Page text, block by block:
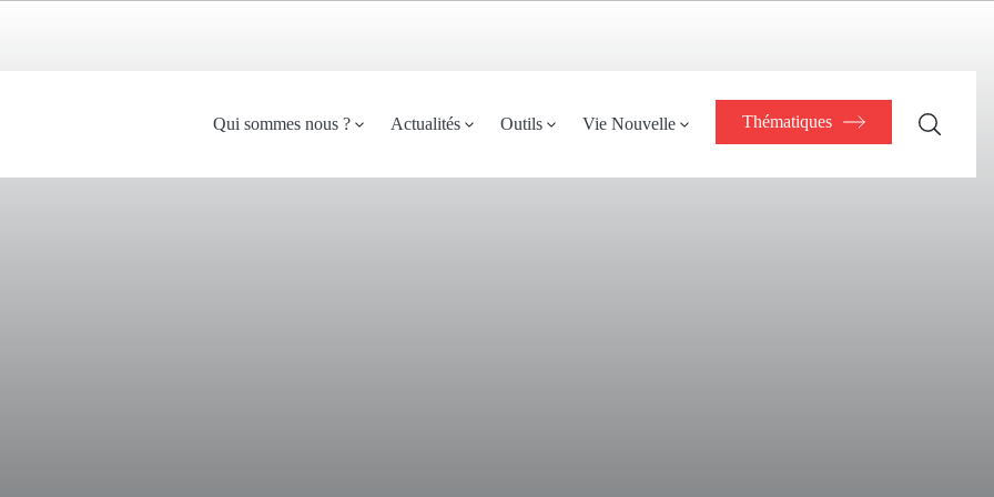
Menu
principal
Qui sommes nous ? Actualités Outils Vie Nouvelle Thématiques